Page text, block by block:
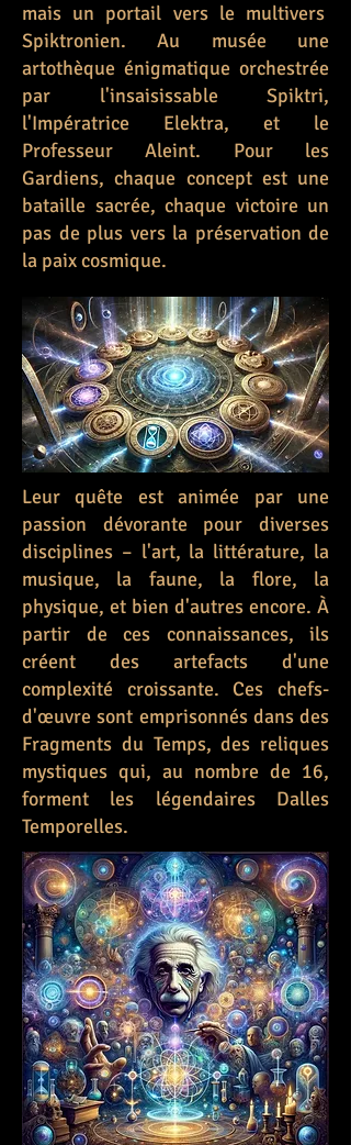
mais un portail vers le multivers
Spiktronien. Au musée une
artothèque énigmatique orchestrée
par l'insaisissable Spiktri,
l'Impératrice Elektra, et le
Professeur Aleint. Pour les
Gardiens, chaque concept est une
bataille sacrée, chaque victoire un
pas de plus vers la préservation de
la paix cosmique.
Leur quête est animée par une
passion dévorante pour diverses
disciplines – l'art, la littérature, la
musique, la faune, la flore, la
physique, et bien d'autres encore. À
partir de ces connaissances, ils
créent des artefacts d'une
complexité croissante. Ces chefs-
d'œuvre sont emprisonnés dans des
Fragments du Temps, des reliques
mystiques qui, au nombre de 16,
forment les légendaires Dalles
Temporelles.